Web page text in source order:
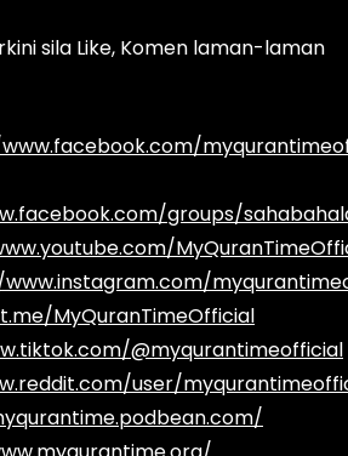
sila Like, Komen laman-laman
groups/
MyQuranTimeOfficial
@myqurantimeofficial
user/